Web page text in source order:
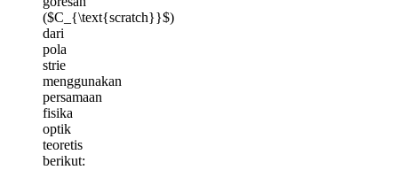
($C_{\text{scratch}}$)
dari
pola
strie
menggunakan
persamaan
fisika
optik
teoretis
berikut: